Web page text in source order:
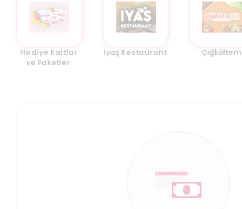
Hediye Kartlar
ve Paketler
Iyaş Restaurant Çiğköftem